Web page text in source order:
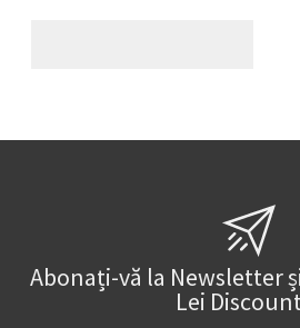
Abonați-vă la Newsletter
Lei